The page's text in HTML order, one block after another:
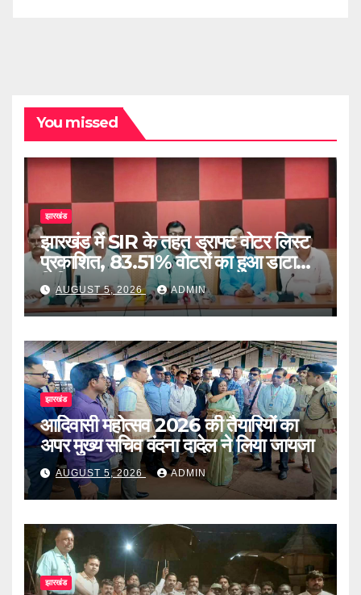
You missed
झारखंड
झारखंड में SIR के तहत ड्राफ्ट वोटर लिस्ट
प्रकाशित, 83.51% वोटरों का हुआ डाटा
डिजिटाइज
AUGUST 5, 2026 ADMIN
झारखंड
आदिवासी महोत्सव 2026 की तैयारियों का
अपर मुख्य सचिव वंदना दादेल ने लिया जायजा
AUGUST 5, 2026 ADMIN
झारखंड